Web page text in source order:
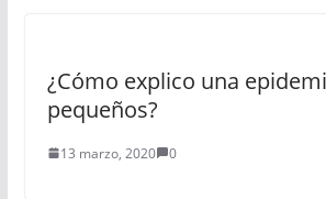
¿Cómo explico una
pequeños?
13 marzo, 2020 0